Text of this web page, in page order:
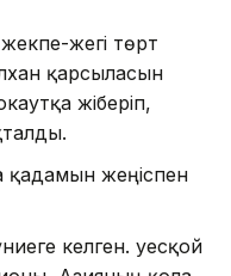
жегі төрт
қарсыласын
жіберіп,
қадамын жеңіспен
келген. Әуесқой